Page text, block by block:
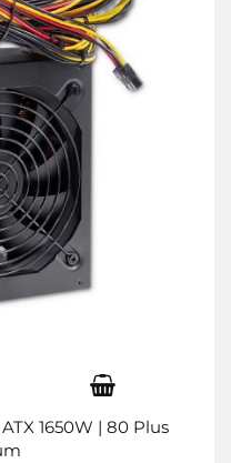
1650W | 80 Plus